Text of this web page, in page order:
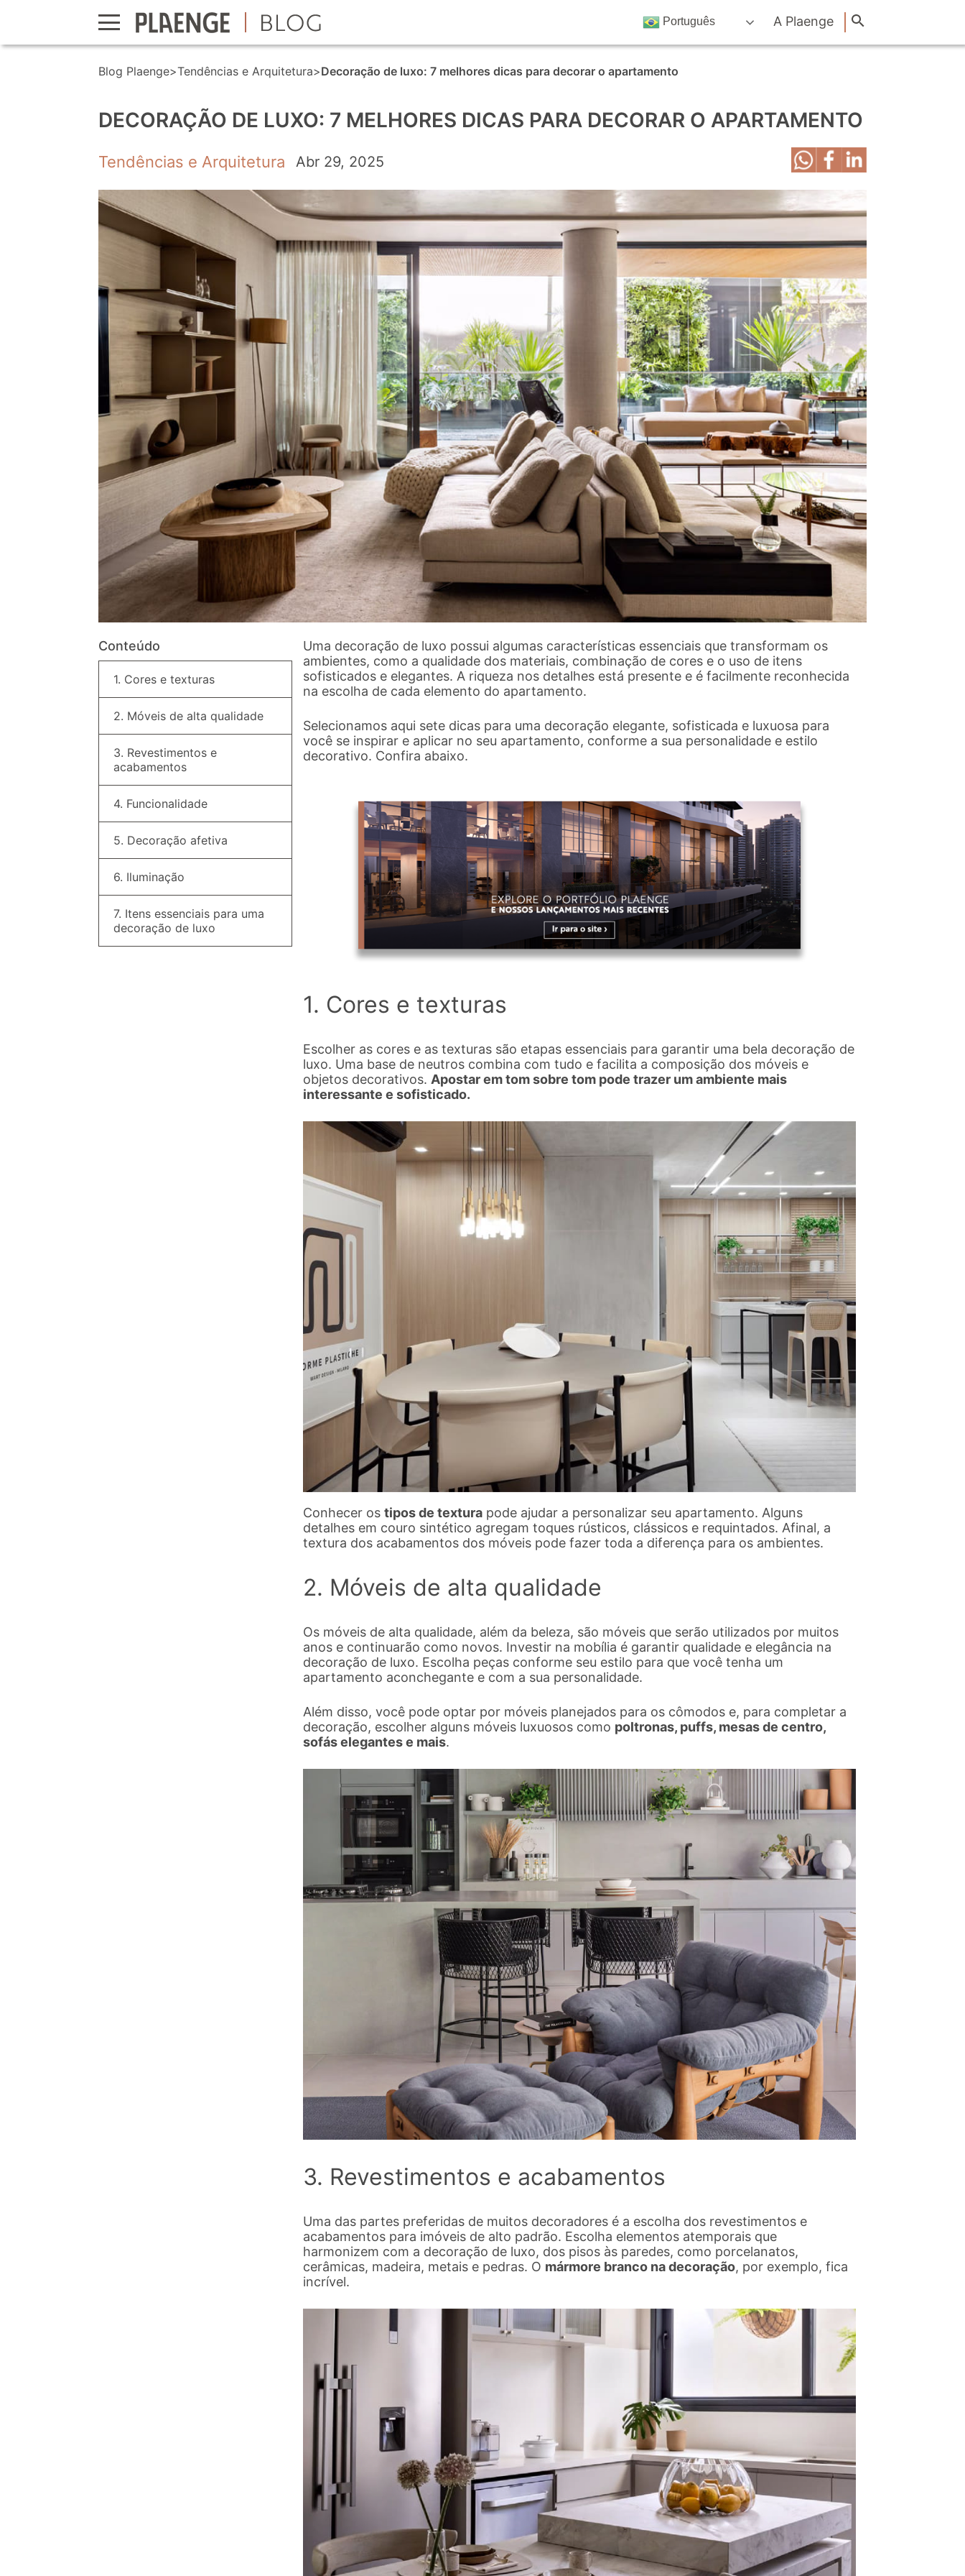
Português A Plaenge
Blog Plaenge>Tendências e Arquitetura>Decoração de luxo: 7 melhores dicas para decorar o apartamento
DECORAÇÃO DE LUXO: 7 MELHORES DICAS PARA DECORAR O APARTAMENTO
Tendências e Arquitetura Abr 29, 2025
Conteúdo
1. Cores e texturas
2. Móveis de alta qualidade
3. Revestimentos e
acabamentos
4. Funcionalidade
5. Decoração afetiva
6. Iluminação
7. Itens essenciais para uma
decoração de luxo
Uma decoração de luxo possui algumas características essenciais que transformam os
ambientes, como a qualidade dos materiais, combinação de cores e o uso de itens
sofisticados e elegantes. A riqueza nos detalhes está presente e é facilmente reconhecida
na escolha de cada elemento do apartamento.
Selecionamos aqui sete dicas para uma decoração elegante, sofisticada e luxuosa para
você se inspirar e aplicar no seu apartamento, conforme a sua personalidade e estilo
decorativo. Confira abaixo.
1. Cores e texturas
Escolher as cores e as texturas são etapas essenciais para garantir uma bela decoração de
luxo. Uma base de neutros combina com tudo e facilita a composição dos móveis e
objetos decorativos. Apostar em tom sobre tom pode trazer um ambiente mais
interessante e sofisticado.
Conhecer os tipos de textura pode ajudar a personalizar seu apartamento. Alguns
detalhes em couro sintético agregam toques rústicos, clássicos e requintados. Afinal, a
textura dos acabamentos dos móveis pode fazer toda a diferença para os ambientes.
2. Móveis de alta qualidade
Os móveis de alta qualidade, além da beleza, são móveis que serão utilizados por muitos
anos e continuarão como novos. Investir na mobília é garantir qualidade e elegância na
decoração de luxo. Escolha peças conforme seu estilo para que você tenha um
apartamento aconchegante e com a sua personalidade.
Além disso, você pode optar por móveis planejados para os cômodos e, para completar a
decoração, escolher alguns móveis luxuosos como poltronas, puffs, mesas de centro,
sofás elegantes e mais.
3. Revestimentos e acabamentos
Uma das partes preferidas de muitos decoradores é a escolha dos revestimentos e
acabamentos para imóveis de alto padrão. Escolha elementos atemporais que
harmonizem com a decoração de luxo, dos pisos às paredes, como porcelanatos,
cerâmicas, madeira, metais e pedras. O mármore branco na decoração, por exemplo, fica
incrível.